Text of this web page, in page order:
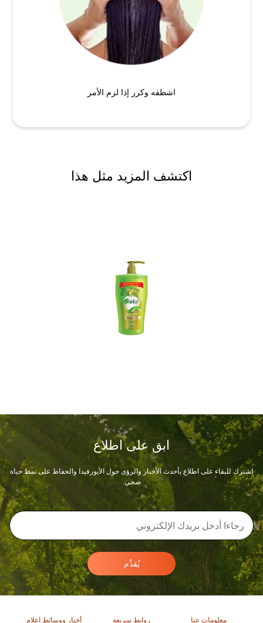
اشطفه وكرر إذا لزم الأمر
اكتشف المزيد مثل هذا
ابق على اطلاع
اشترك للبقاء على اطلاع بأحدث الأخبار والرؤى حول الأيورفيدا والحفاظ على نمط حياة
صحي.
يُقدِّم
معلومات عنا روابط سريعة أخبار ووسائط إعلام